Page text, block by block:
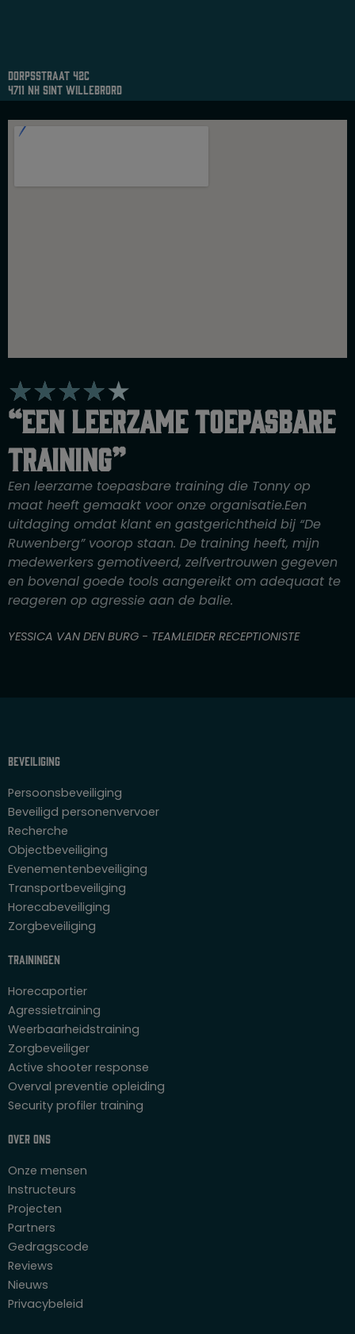
dorpsstraat 42c
4711 nh sint willebrord
★★★★★
a
a
e
r
i
n
g
4
v
n
“Een leerzame toepasbare
training”
Een leerzame toepasbare training die Tonny op
maat heeft gemaakt voor onze organisatie.Een
uitdaging omdat klant en gastgerichtheid bij “De
Ruwenberg” voorop staan. De training heeft, mijn
medewerkers gemotiveerd, zelfvertrouwen gegeven
en bovenal goede tools aangereikt om adequaat te
reageren op agressie aan de balie.
YESSICA VAN DEN BURG - TEAMLEIDER RECEPTIONISTE
Beveiliging
Persoonsbeveiliging
Beveiligd personenvervoer
Recherche
Objectbeveiliging
Evenementenbeveiliging
Transportbeveiliging
Horecabeveiliging
Zorgbeveiliging
Trainingen
Horecaportier
Agressietraining
Weerbaarheidstraining
Zorgbeveiliger
Active shooter response
Overval preventie opleiding
Security profiler training
Over ons
Onze mensen
Instructeurs
Projecten
Partners
Gedragscode
Reviews
Nieuws
Privacybeleid